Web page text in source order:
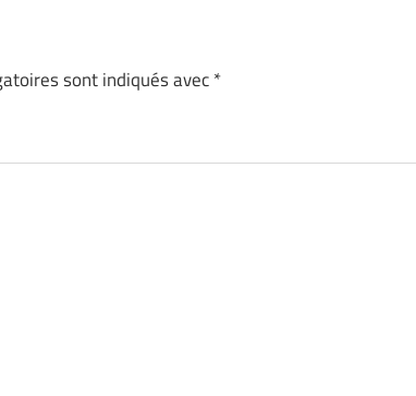
sont indiqués avec*